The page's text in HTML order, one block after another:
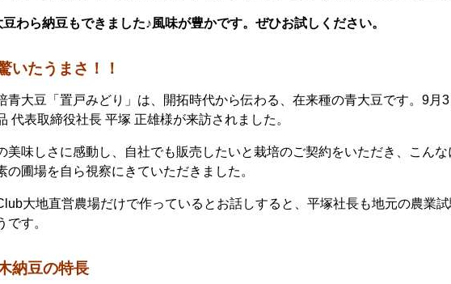
わら納豆もできました♪風味が豊かです。ぜひお試しください。
いたうまさ！！
青大豆「置戸みどり」は、開拓時代から伝わる、在来種の青大豆です。9月
代表取締役社長 平塚 正雄様が来訪されました。
美味しさに感動し、自社でも販売したいと栽培のご契約をいただき、こん
の圃場を自ら視察にきていただきました。
大地直営農場だけで作っているとお話しすると、平塚社長も地元の農業
です。
納豆の特長